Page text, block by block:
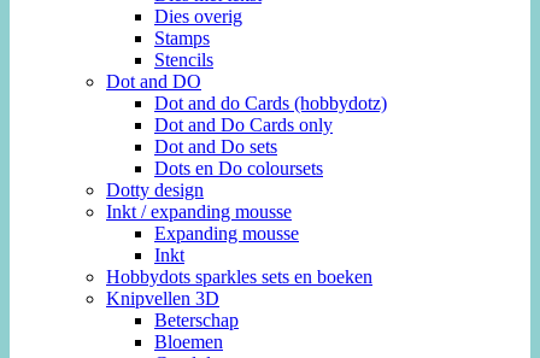
Dies overig
Stamps
Stencils
Dot and DO
Dot and do Cards (hobbydotz)
Dot and Do Cards only
Dot and Do sets
Dots en Do coloursets
Dotty design
Inkt / expanding mousse
Expanding mousse
Inkt
Hobbydots sparkles sets en boeken
Knipvellen 3D
Beterschap
Bloemen